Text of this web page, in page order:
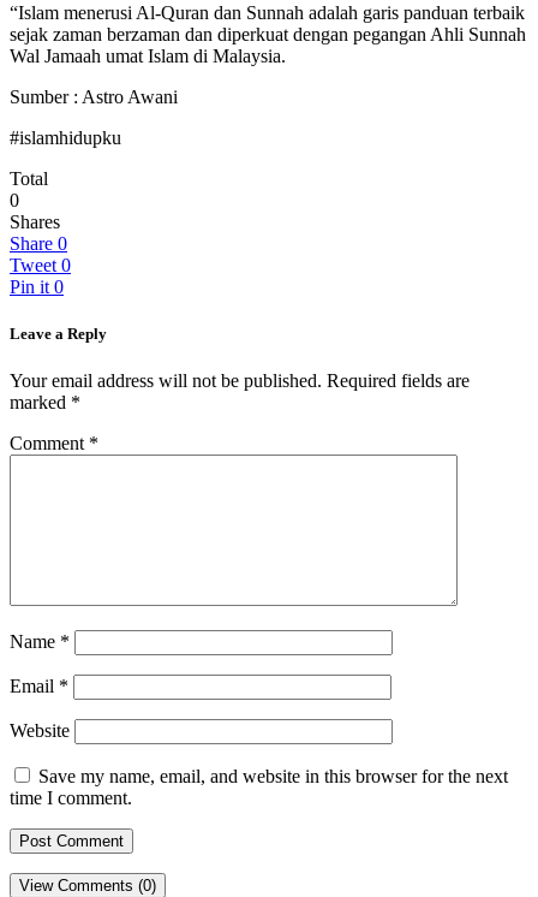
“Islam menerusi Al-Quran dan Sunnah adalah garis panduan terbaik
sejak zaman berzaman dan diperkuat dengan pegangan Ahli Sunnah
Wal Jamaah umat Islam di Malaysia.
Sumber : Astro Awani
#islamhidupku
Total
0
Shares
Share 0
Tweet 0
Pin it 0
Leave a Reply
Your email address will not be published. Required fields are
marked *
Comment *
Name *
Email *
Website
Save my name, email, and website in this browser for the next
time I comment.
View Comments (0)